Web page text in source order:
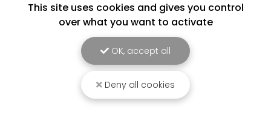
This site uses cookies and gives you control
over what you want to activate
OK, accept all
Deny all cookies